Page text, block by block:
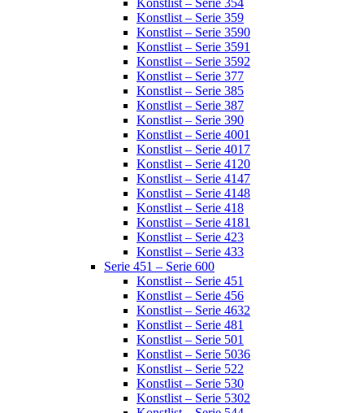
Konstlist – Serie 354
Konstlist – Serie 359
Konstlist – Serie 3590
Konstlist – Serie 3591
Konstlist – Serie 3592
Konstlist – Serie 377
Konstlist – Serie 385
Konstlist – Serie 387
Konstlist – Serie 390
Konstlist – Serie 4001
Konstlist – Serie 4017
Konstlist – Serie 4120
Konstlist – Serie 4147
Konstlist – Serie 4148
Konstlist – Serie 418
Konstlist – Serie 4181
Konstlist – Serie 423
Konstlist – Serie 433
Serie 451 – Serie 600
Konstlist – Serie 451
Konstlist – Serie 456
Konstlist – Serie 4632
Konstlist – Serie 481
Konstlist – Serie 501
Konstlist – Serie 5036
Konstlist – Serie 522
Konstlist – Serie 530
Konstlist – Serie 5302